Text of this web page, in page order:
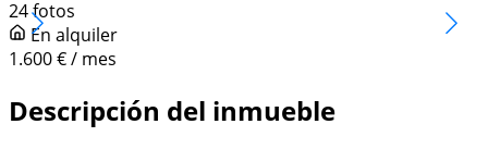
24 fotos
En alquiler
1.600 € / mes
Descripción del inmueble